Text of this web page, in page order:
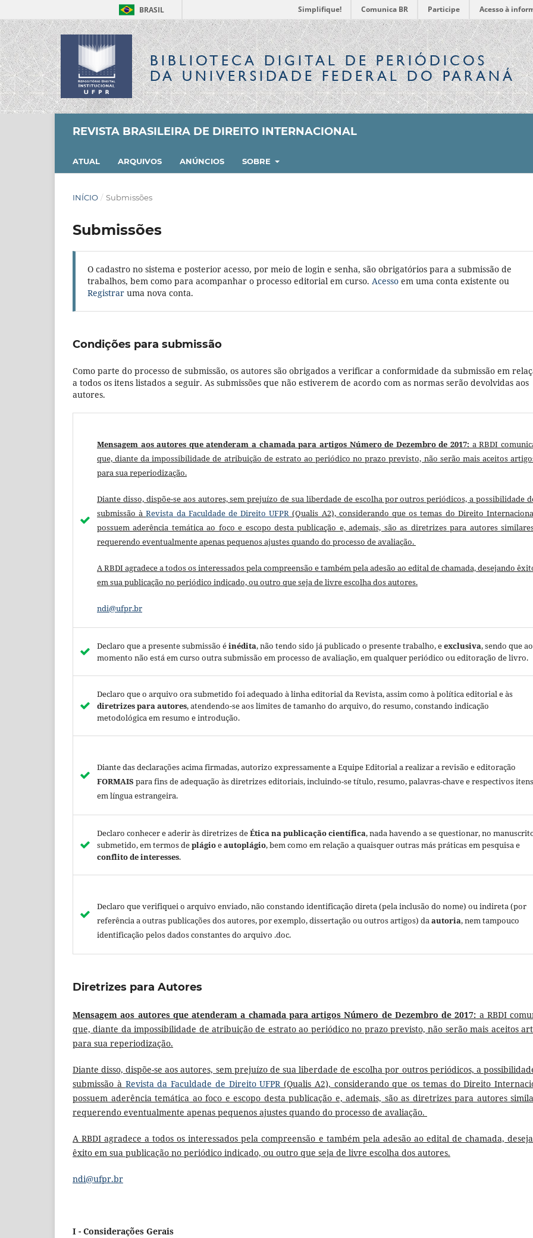
BRASIL Simplifique! Comunica BR Participe Acesso à
BIBLIOTECA DIGITALDE PERIÓDICOS
DA UNIVERSIDADE FEDERAL DO PARANÁ
REVISTA BRASILEIRA DE DIREITO INTERNACIONAL
ATUAL ARQUIVOS ANÚNCIOS SOBRE
INÍCIO / Submissões
Submissões
O cadastro no sistema e posterior acesso, por meio de login e senha, são obrigatórios para a submissão de
trabalhos, bem como para acompanhar o processo editorial em curso. Acesso em uma conta existente ou
Registrar uma nova conta.
Condições para submissão
Como parte do processo de submissão, os autores são obrigados a verificar a conformidade da submissão em
a todos os itens listados a seguir. As submissões que não estiverem de acordo com as normas serão devolvidas aos
autores.
Mensagem aos autores que atenderam a chamada para artigos Número de Dezembro de 2017: a RBDI
que, diante da impossibilidade de atribuição de estrato ao periódico no prazo previsto, não serão mais aceitos
para sua reperiodização.
Diante disso, dispõe-se aos autores, sem prejuízo de sua liberdade de escolha por outros periódicos, a possibilidade
submissão àRevista da Faculdade de Direito UFPR (Qualis A2), considerando que os temas do Direito
possuem aderência temática ao foco e escopo desta publicação e, ademais, são as diretrizes para autores
requerendo eventualmente apenas pequenos ajustes quando do processo de avaliação.
A RBDI agradece a todos os interessados pela compreensão e também pela adesão ao edital de chamada, desejando
em sua publicação no periódico indicado, ou outro que seja de livre escolha dos autores.
ndi@ufpr.br
Declaro que a presente submissão éinédita, não tendo sido já publicado o presente trabalho, eexclusiva, sendo que ao
momento não está em curso outra submissão em processo de avaliação, em qualquer periódico ou editoração de livro.
Declaro que o arquivo ora submetido foi adequado à linha editorial da Revista, assim como à política editorial e às
diretrizes para autores, atendendo-se aos limites de tamanho do arquivo, do resumo, constando indicação
metodológica em resumo e introdução.
Diante das declarações acima firmadas, autorizo expressamente a Equipe Editorial a realizar a revisão e editoração
FORMAIS para fins de adequação às diretrizes editoriais, incluindo-se título, resumo, palavras-chave e respectivos itens
em língua estrangeira.
Declaro conhecer e aderir às diretrizes deÉtica na publicação científica, nada havendo a se questionar, no
submetido, em termos deplágioeautoplágio, bem como em relação a quaisquer outras más práticas em pesquisa e
conflito de interesses.
Declaro que verifiquei o arquivo enviado, não constando identificação direta (pela inclusão do nome) ou indireta (por
referência a outras publicações dos autores, por exemplo, dissertação ou outros artigos) daautoria, nem tampouco
identificação pelos dados constantes do arquivo .doc.
Diretrizes para Autores
Mensagem aos autores que atenderam a chamada para artigos Número de Dezembro de 2017: a RBDI
que, diante da impossibilidade de atribuição de estrato ao periódico no prazo previsto, não serão mais aceitos
para sua reperiodização.
Diante disso, dispõe-se aos autores, sem prejuízo de sua liberdade de escolha por outros periódicos, a
submissão à Revista da Faculdade de Direito UFPR(Qualis A2), considerando que os temas do Direito
possuem aderência temática ao foco e escopo desta publicação e, ademais, são as diretrizes para autores
requerendo eventualmente apenas pequenos ajustes quando do processo de avaliação.
A RBDI agradece a todos os interessados pela compreensão e também pela adesão ao edital de chamada,
êxito em sua publicação no periódico indicado, ou outro que seja de livre escolha dos autores.
ndi@ufpr.br
I - Considerações Gerais